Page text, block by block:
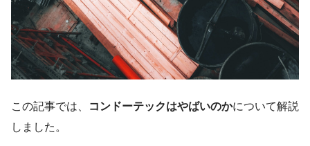
この記事では、 コンドーテックはやばいのかについて解説
しました。